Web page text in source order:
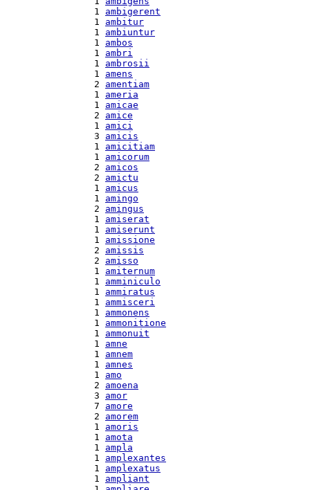
  1
ambigerent
  1
ambitur
  1
ambiuntur
  1
ambos
  1
ambri
  1
ambrosii
  1
amens
  2
amentiam
  1
ameria
  1
amicae
  2
amice
  1
amici
  3
amicis
  1
amicitiam
  1
amicorum
  2
amicos
  2
amictu
  1
amicus
  1
amingo
  2
amingus
  1
amiserat
  1
amiserunt
  1
amissione
  2
amissis
  2
amisso
  1
amiternum
  1
amminiculo
  1
ammiratus
  1
ammisceri
  1
ammonens
  1
ammonitione
  1
ammonuit
  1
amne
  1
amnem
  1
amnes
  1
amo
  2
amoena
  3
amor
  7
amore
  2
amorem
  1
amoris
  1
amota
  1
ampla
  1
amplexantes
  1
amplexatus
  1
ampliant